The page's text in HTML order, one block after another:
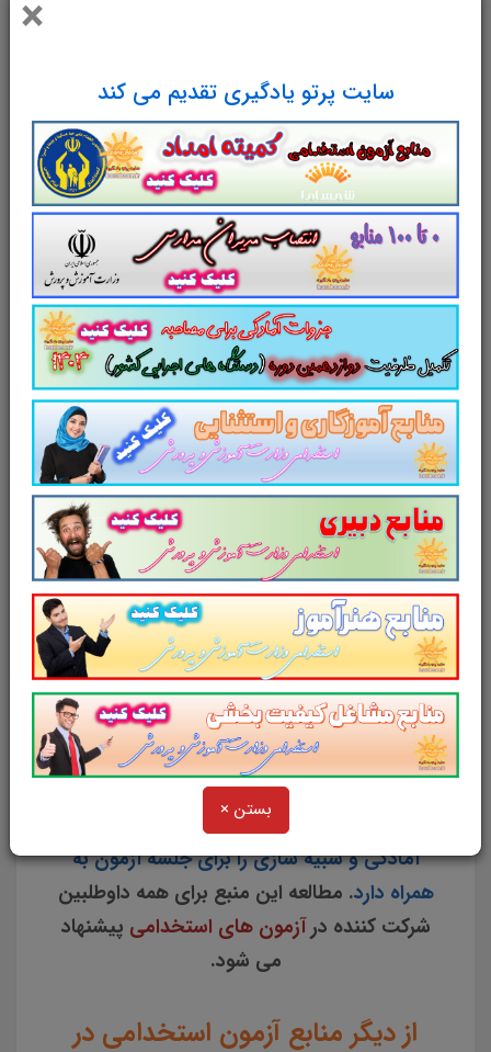
×
سایت پرتو یادگیری تقدیم می کند
بستن ×
سوالات توانمندی های ذهنی و ویژگی های رفتاری دانلود رایگان سوالات تستی توانمندی های ذهنی و ویژگی های
رفتاریpdf تست توانمندی های ذهنی و ویژگی های رفتاری سوالات از متن کامل و جامع توانمندی های ذهنی و
ویژگی های رفتاری نمونه سوالات توانمندی های ذهنی و ویژگی های رفتاری تست چهار جوابی از نکات کلیدی
توانمندی های ذهنی و ویژگی های رفتاری نکات طلایی توانمندی های ذهنی و ویژگی های رفتاری برای آزمون
استخدامی دانلود رایگان سوالات تستی توانمندی های ذهنی و ویژگی های رفتاری
مجموعه سوالات و تستتوانمندی های
ذهنی و ویژگی های رفتاریبا پاسخ
تشریحی
سوالات و تست کتابتوانمندی های ذهنی و
ویژگی های رفتاری /توانمندی های ذهنیشامل
220 سوال تستی در صفحه وویژگی های
رفتاری
شامل112سوال تستی در78 صفحهبا
پاسخ تشریحی
(جمعا 332 سوال تستی در 128
صفحه)با پاسخ تشریحیدر قالب فایلpdf
.
بهترین منبع برای آزمون های استخدامی می
باشد.جزوه سوالات تستیتوانمندی های ذهنی و
ویژگی های رفتاریمطالب خوانده شده داوطلبین
آزمون استخدامی را نظم بخشیده و منسجم می
سازد. این مجموعهمرور سریع
می شود و آگاهی های وی رانظم بخشیده و یک
آمادگی و شبیه سازی را برای جلسه آزمون به
همراه دارد. مطالعه این منبع برای همه داوطلبین
شرکت کننده درآزمون های استخدامی پیشنهاد
می شود.
از دیگر منابع آزمون استخدامی در